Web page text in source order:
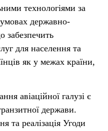
технологіями за
державно-
забезпечить
для населення та
як у межах країни,
авіаційної галузі є
держави.
та реалізація Угоди